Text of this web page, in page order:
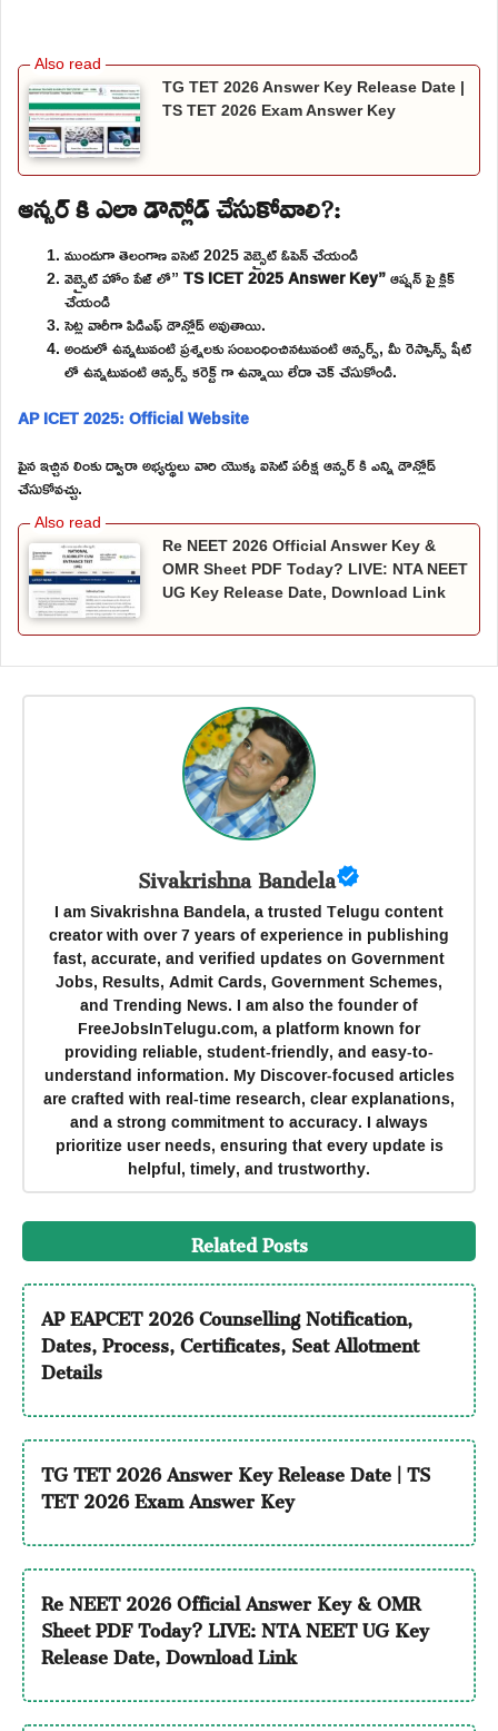
TG TET 2026 Answer Key Release Date |
TS TET 2026 Exam Answer Key
ఆన్సర్ కి ఎలా డౌన్లోడ్ చేసుకోవాలి?:
ముందుగా తెలంగాణ ఐసెట్ 2025 వెబ్సైట్ ఓపెన్ చేయండి
వెబ్సైట్ హోం పేజ్ లో”TS ICET 2025 Answer Key”ఆప్షన్ పై క్లిక్
చేయండి
సెట్ల వారీగా పిడిఎఫ్ డౌన్లోడ్ అవుతాయి.
అందులో ఉన్నటువంటి ప్రశ్నలకు సంబంధించినటువంటి ఆన్సర్స్, మీ రెస్పాన్స్ షీట్
లో ఉన్నటువంటి ఆన్సర్స్ కరెక్ట్ గా ఉన్నాయి లేదా చెక్ చేసుకోండి.
AP ICET 2025: Official Website
పైన ఇచ్చిన లింకు ద్వారా అభ్యర్థులు వారి యొక్క ఐసెట్ పరీక్ష ఆన్సర్ కి ఎన్ని డౌన్లోడ్
చేసుకోవచ్చు.
Re NEET 2026 Official Answer Key &
OMR Sheet PDF Today? LIVE: NTA NEET
UG Key Release Date, Download Link
Sivakrishna Bandela
I am Sivakrishna Bandela, a trusted Telugu content
creator with over 7 years of experience in publishing
fast, accurate, and verified updates on Government
Jobs, Results, Admit Cards, Government Schemes,
and Trending News. I am also the founder of
FreeJobsInTelugu.com, a platform known for
providing reliable, student-friendly, and easy-to-
understand information. My Discover-focused articles
are crafted with real-time research, clear explanations,
and a strong commitment to accuracy. I always
prioritize user needs, ensuring that every update is
helpful, timely, and trustworthy.
Related Posts
AP EAPCET 2026 Counselling Notification,
Dates, Process, Certificates, Seat Allotment
Details
TG TET 2026 Answer Key Release Date | TS
TET 2026 Exam Answer Key
Re NEET 2026 Official Answer Key & OMR
Sheet PDF Today? LIVE: NTA NEET UG Key
Release Date, Download Link